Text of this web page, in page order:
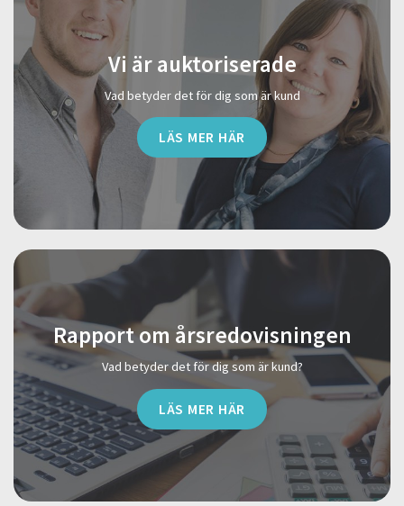
Vi är auktoriserade
Vad betyder det för dig som är kund
LÄS MER HÄR
Rapport om årsredovisningen
Vad betyder det för dig som är kund?
LÄS MER HÄR